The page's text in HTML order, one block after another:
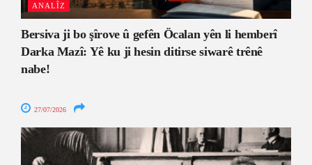
ANALÎZ
Bersiva ji bo şîrove û gefên Öcalan yên li hemberî
Darka Mazî: Yê ku ji hesin ditirse siwarê trênê
nabe!
27/07/2026